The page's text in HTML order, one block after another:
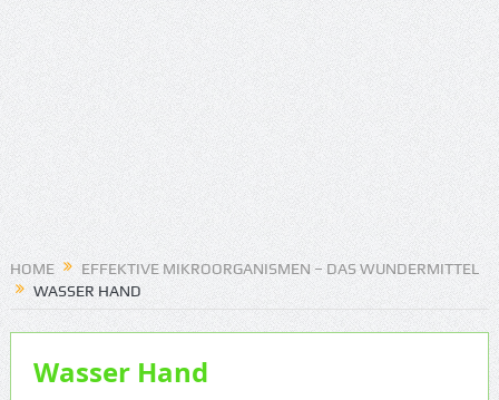
HOME
EFFEKTIVE MIKROORGANISMEN – DAS WUNDERMITTEL
WASSER HAND
Wasser Hand